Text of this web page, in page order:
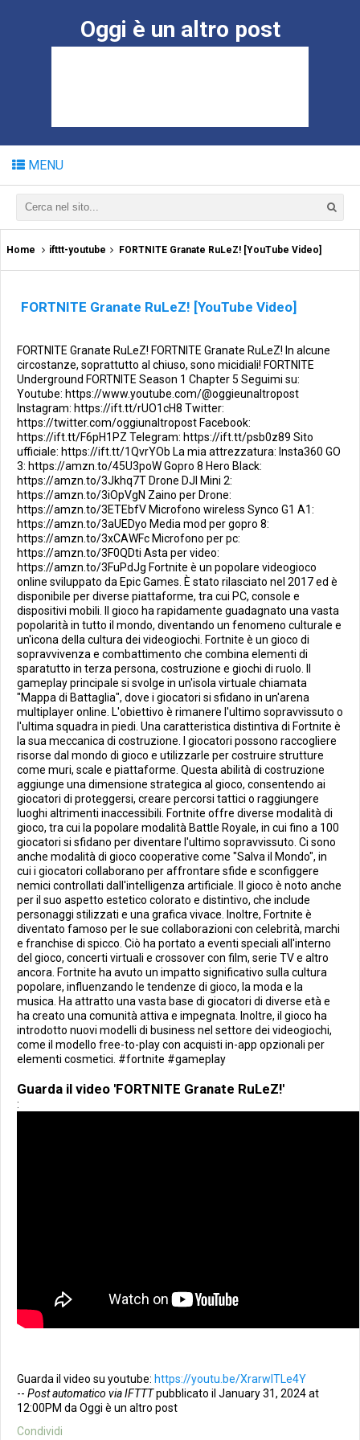
Oggi è un altro post
MENU
Home ifttt-youtube FORTNITE Granate RuLeZ! [YouTube Video]
FORTNITE Granate RuLeZ! [YouTube Video]
FORTNITE Granate RuLeZ! FORTNITE Granate RuLeZ! In alcune
circostanze, soprattutto al chiuso, sono micidiali! FORTNITE
Underground FORTNITE Season 1 Chapter 5 Seguimi su:
Youtube: https://www.youtube.com/@oggieunaltropost
Instagram: https://ift.tt/rUO1cH8 Twitter:
https://twitter.com/oggiunaltropost Facebook:
https://ift.tt/F6pH1PZ Telegram: https://ift.tt/psb0z89 Sito
ufficiale: https://ift.tt/1QvrYOb La mia attrezzatura: Insta360 GO
3: https://amzn.to/45U3poW Gopro 8 Hero Black:
https://amzn.to/3Jkhq7T Drone DJI Mini 2:
https://amzn.to/3iOpVgN Zaino per Drone:
https://amzn.to/3ETEbfV Microfono wireless Synco G1 A1:
https://amzn.to/3aUEDyo Media mod per gopro 8:
https://amzn.to/3xCAWFc Microfono per pc:
https://amzn.to/3F0QDti Asta per video:
https://amzn.to/3FuPdJg Fortnite è un popolare videogioco
online sviluppato da Epic Games. È stato rilasciato nel 2017 ed è
disponibile per diverse piattaforme, tra cui PC, console e
dispositivi mobili. Il gioco ha rapidamente guadagnato una vasta
popolarità in tutto il mondo, diventando un fenomeno culturale e
un'icona della cultura dei videogiochi. Fortnite è un gioco di
sopravvivenza e combattimento che combina elementi di
sparatutto in terza persona, costruzione e giochi di ruolo. Il
gameplay principale si svolge in un'isola virtuale chiamata
"Mappa di Battaglia", dove i giocatori si sfidano in un'arena
multiplayer online. L'obiettivo è rimanere l'ultimo sopravvissuto o
l'ultima squadra in piedi. Una caratteristica distintiva di Fortnite è
la sua meccanica di costruzione. I giocatori possono raccogliere
risorse dal mondo di gioco e utilizzarle per costruire strutture
come muri, scale e piattaforme. Questa abilità di costruzione
aggiunge una dimensione strategica al gioco, consentendo ai
giocatori di proteggersi, creare percorsi tattici o raggiungere
luoghi altrimenti inaccessibili. Fortnite offre diverse modalità di
gioco, tra cui la popolare modalità Battle Royale, in cui fino a 100
giocatori si sfidano per diventare l'ultimo sopravvissuto. Ci sono
anche modalità di gioco cooperative come "Salva il Mondo", in
cui i giocatori collaborano per affrontare sfide e sconfiggere
nemici controllati dall'intelligenza artificiale. Il gioco è noto anche
per il suo aspetto estetico colorato e distintivo, che include
personaggi stilizzati e una grafica vivace. Inoltre, Fortnite è
diventato famoso per le sue collaborazioni con celebrità, marchi
e franchise di spicco. Ciò ha portato a eventi speciali all'interno
del gioco, concerti virtuali e crossover con film, serie TV e altro
ancora. Fortnite ha avuto un impatto significativo sulla cultura
popolare, influenzando le tendenze di gioco, la moda e la
musica. Ha attratto una vasta base di giocatori di diverse età e
ha creato una comunità attiva e impegnata. Inoltre, il gioco ha
introdotto nuovi modelli di business nel settore dei videogiochi,
come il modello free-to-play con acquisti in-app opzionali per
elementi cosmetici. #fortnite #gameplay
Guarda il video 'FORTNITE Granate RuLeZ!'
:
Guarda il video su youtube: https://youtu.be/XrarwITLe4Y
-- Post automatico via IFTTTpubblicato il January 31, 2024 at
12:00PM da Oggi è un altro post
Condividi